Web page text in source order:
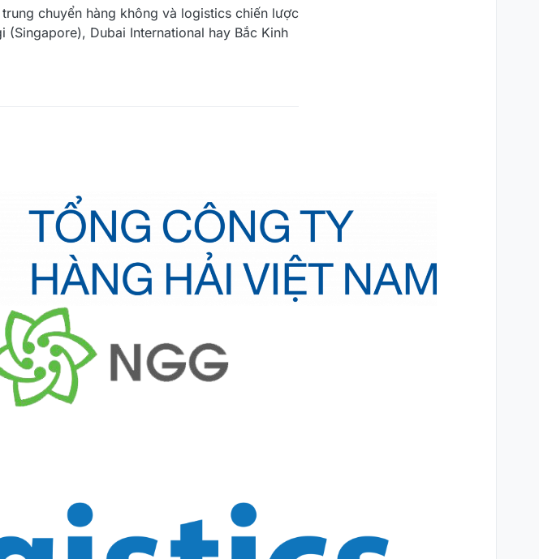
chuyển hàng không và logistics chiến lược
Dubai International hay Bắc Kinh